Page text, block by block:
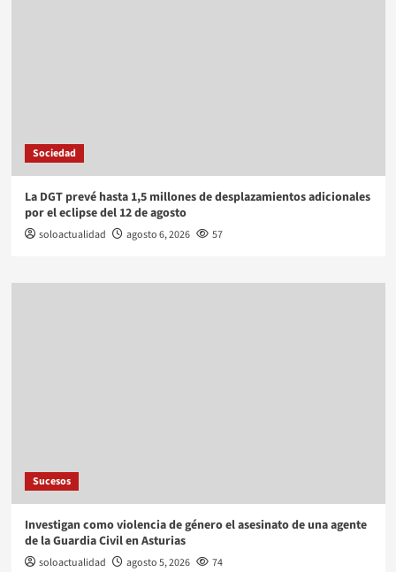
Sociedad
La DGT prevé hasta 1,5 millones de desplazamientos adicionales
por el eclipse del 12 de agosto
soloactualidad agosto 6, 2026 57
Sucesos
Investigan como violencia de género el asesinato de una agente
de la Guardia Civil en Asturias
soloactualidad agosto 5, 2026 74